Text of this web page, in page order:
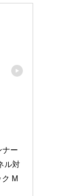
ナー
ル対
M